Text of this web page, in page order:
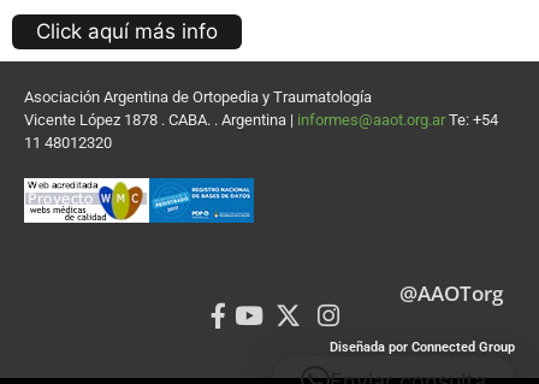
Click aquí más info
Asociación Argentina de Ortopedia y Traumatología
Vicente López 1878 . CABA. . Argentina | informes@aaot.org.ar Te: +54
11 48012320
@AAOTorg
Diseñada por Connected Group